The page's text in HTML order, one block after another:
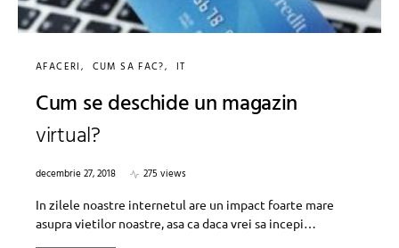
AFACERI CUM SA FAC? IT
Cum se deschide un magazin
virtual?
decembrie 27, 2018
275 views
In zilele noastre internetul are un impact foarte mare
asupra vietilor noastre, asa ca daca vrei sa incepi…